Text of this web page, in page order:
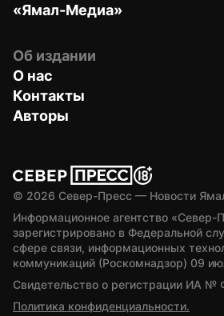
«Ямал-Медиа»
Об издании
О нас
Контакты
Авторы
© 2026 Север-Пресс — Новости
Информационное агентство «Север-
зарегистрировано в Федеральной
сфере связи, информационных
коммуникаций (Роскомнадзор) 09
Свидетельство о регистрации ИА №
Политика конфиденциальности.